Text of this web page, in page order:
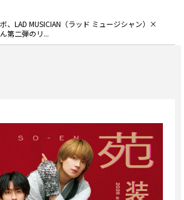
、LAD MUSICIAN（ラッド ミュージシャン）×
第二弾のリ...